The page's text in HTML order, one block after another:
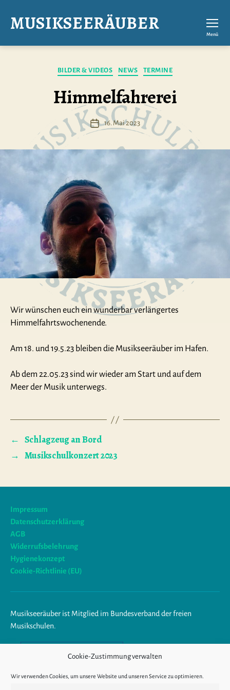
Cookie-Zustimmung verwalten
Wir verwenden Cookies, um unsere Website und unseren Service zu optimieren.
MUSIKSEERÄUBER Menü
Kategorien
BILDER & VIDEOS NEWS TERMINE
Himmelfahrerei
Veröffentlichungsdatum
16. Mai 2023
Wir wünschen euch ein wunderbar verlängertes
Himmelfahrtswochenende.
Am 18. und 19.5.23 bleiben die Musikseeräuber im Hafen.
Ab dem 22.05.23 sind wir wieder am Start und auf dem
Meer der Musik unterwegs.
← Schlagzeug an Bord
→ Musikschulkonzert 2023
Impressum
Datenschutzerklärung
AGB
Widerrufsbelehrung
Hygienekonzept
Cookie-Richtlinie (EU)
Musikseeräuber ist Mitglied im Bundesverband der freien
Musikschulen.
Am Ende trägst du Musik im